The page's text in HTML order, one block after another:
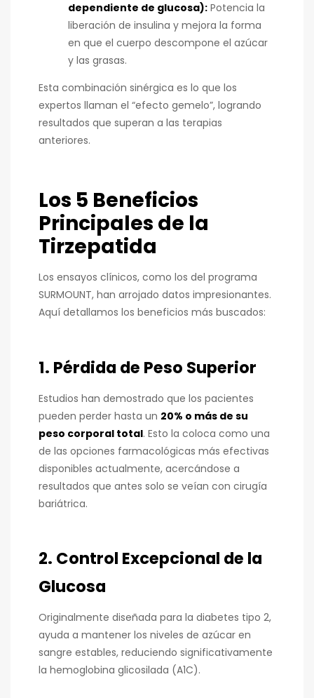
dependiente de glucosa): Potencia la
liberación de insulina y mejora la forma
en que el cuerpo descompone el azúcar
y las grasas.
Esta combinación sinérgica es lo que los
expertos llaman el “efecto gemelo”, logrando
resultados que superan a las terapias
anteriores.
Los 5 Beneficios
Principales de la
Tirzepatida
Los ensayos clínicos, como los del programa
SURMOUNT, han arrojado datos impresionantes.
Aquí detallamos los beneficios más buscados:
1. Pérdida de Peso Superior
Estudios han demostrado que los pacientes
pueden perder hasta un 20% o más de su
peso corporal total. Esto la coloca como una
de las opciones farmacológicas más efectivas
disponibles actualmente, acercándose a
resultados que antes solo se veían con cirugía
bariátrica.
2. Control Excepcional de la
Glucosa
Originalmente diseñada para la diabetes tipo 2,
ayuda a mantener los niveles de azúcar en
sangre estables, reduciendo significativamente
la hemoglobina glicosilada (A1C).